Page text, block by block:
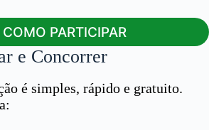
COMO PARTICIPAR
e Concorrer
é simples, rápido e gratuito.